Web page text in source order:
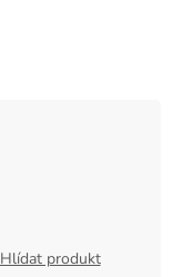
Hlídat produkt